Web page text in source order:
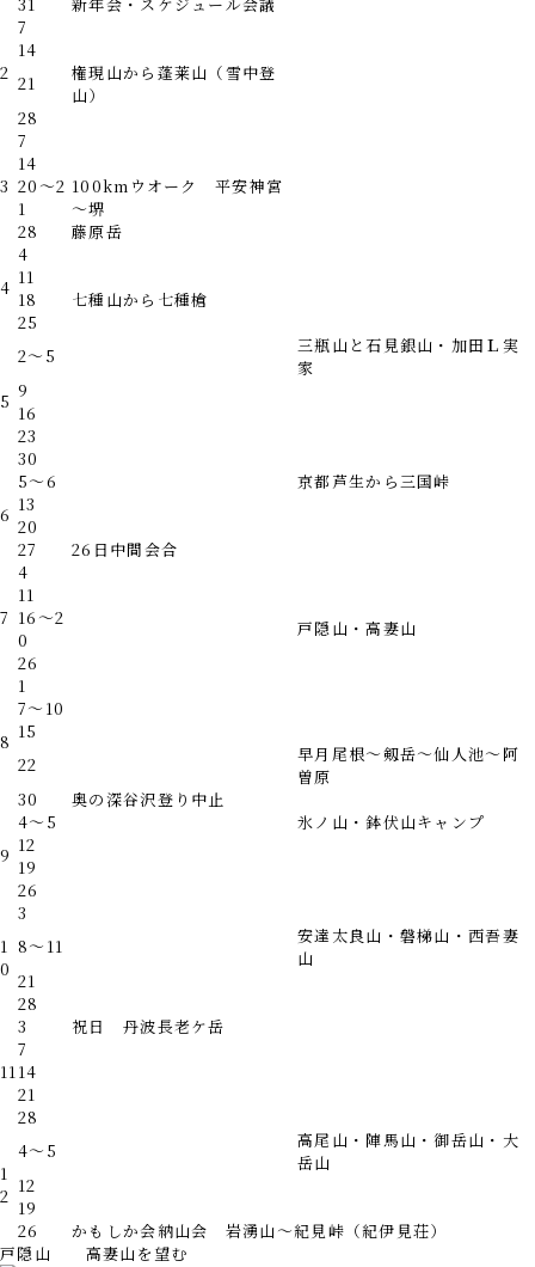
2
7
14
21
権現山から蓬莱山（雪中登
山）
28
3
7
14
20～2
1
100kmウオーク 平安神宮
～堺
28
藤原岳
4
4
11
18
七種山から七種槍
25
5
2～5
三瓶山と石見銀山・加田Ｌ実
家
9
16
23
30
6
5～6
京都芦生から三国峠
13
20
27
26日中間会合
7
4
11
16～2
0
戸隠山・高妻山
26
8
1
7～10
15
22
早月尾根～剱岳～仙人池～阿
曽原
30
奥の深谷沢登り中止
9
4～5
氷ノ山・鉢伏山キャンプ
12
19
26
1
0
3
8～11
安達太良山・磐梯山・西吾妻
山
21
28
11
3
祝日 丹波長老ケ岳
7
14
21
28
1
2
4～5
高尾山・陣馬山・御岳山・大
岳山
12
19
26
かもしか会納山会 岩湧山～紀見峠（紀伊見荘）
戸隠山 高妻山を望む